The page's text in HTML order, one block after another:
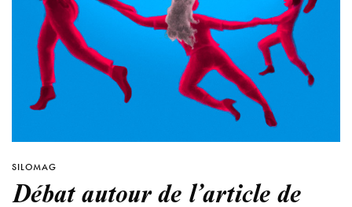
SILOMAG
Débat autour de l’article de